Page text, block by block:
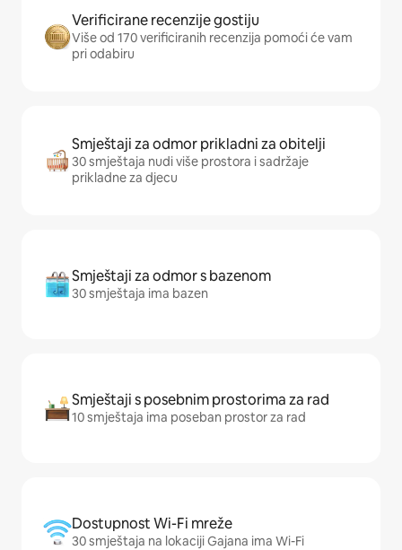
Verificirane recenzije gostiju
Više od 170 verificiranih recenzija pomoći će vam
pri odabiru
Smještaji za odmor prikladni za obitelji
30 smještaja nudi više prostora i sadržaje
prikladne za djecu
Smještaji za odmor s bazenom
30 smještaja ima bazen
Smještaji s posebnim prostorima za rad
10 smještaja ima poseban prostor za rad
Dostupnost Wi-Fi mreže
30 smještaja na lokaciji Gajana ima Wi-Fi